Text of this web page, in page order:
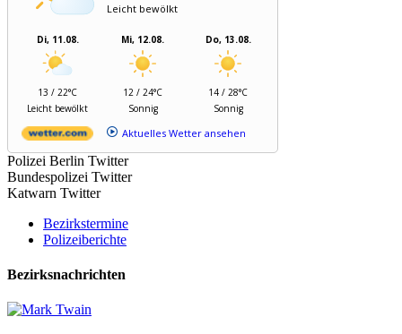
Leicht bewölkt
Di, 11.08.
13 / 22°C
Leicht bewölkt
Mi, 12.08.
12 / 24°C
Sonnig
Do, 13.08.
14 / 28°C
Sonnig
Aktuelles Wetter ansehen
Polizei Berlin Twitter
Bundespolizei Twitter
Katwarn Twitter
Bezirkstermine
Polizeiberichte
Bezirksnachrichten